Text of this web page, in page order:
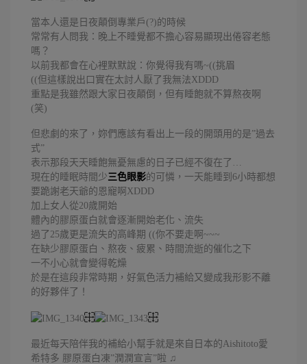
當本人還是日夜顛倒專業戶(?)的時候
常常有人問我：晚上不睡覺都不擔心容易顯現出倦容老態
嗎？
以前我都會在心裡默默說：你覺得我有嗎~((挑眉
((但這樣說出口實在太討人厭了我無法XDDD
重點是我雖然跟大家日夜顛倒，但有睡飽就不算熬夜啊
(笑)
但悲劇的來了，妳們應該有看出上一段的開頭用的是”過去
式”
表示那段天天睡飽無憂無慮的日子已經不復在了…
現在的睡眠時間少三色眼影的可憐，一天能睡到6小時都想
要跪謝老天爺的恩寵啊XDDD
加上女人從20歲開始
體內的膠原蛋白就會逐漸開始老化、流失
過了25歲更是流失的高峰期 ((你不要走啊~~~
在缺少膠原蛋白、熬夜、疲累、時間流逝的催化之下
一不小心就會變得乾燥
於是在這段非常時期，好氣色活力補給又變成我形影不離
的好夥伴了！
最近每天陪伴我的補給小幫手就是來自日本的Aishitoto愛
希特多 膠原蛋白凍”潤潤宣言”啦 ♫